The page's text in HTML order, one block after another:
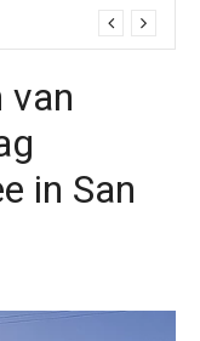
van
in San